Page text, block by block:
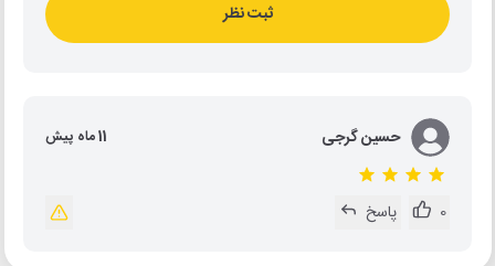
ثبت نظر
حسین گرجی 11 ماه پیش
0 پاسخ